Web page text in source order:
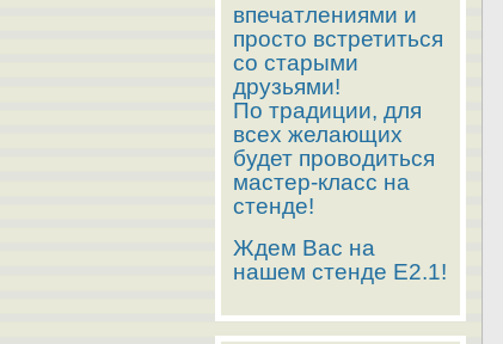
впечатлениями и
просто встретиться
со старыми
друзьями!
По традиции, для
всех желающих
будет проводиться
мастер-класс на
стенде!
Ждем Вас на
нашем стенде E2.1!